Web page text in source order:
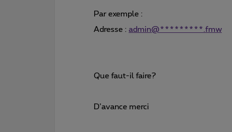
Par exemple :
Adresse : admin@*********.fmw
Que faut-il faire?
D’avance merci